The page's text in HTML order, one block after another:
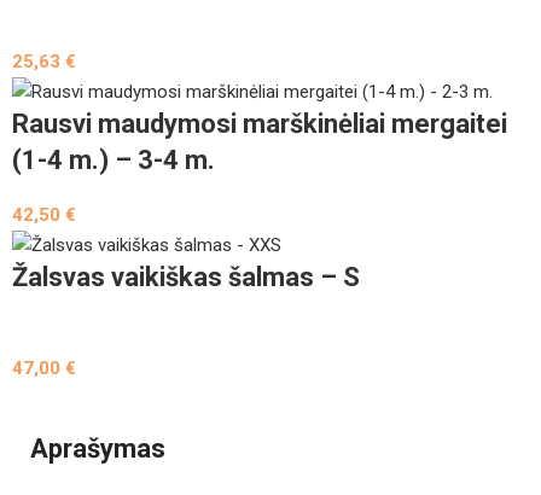
25,63€
Rausvi maudymosi marškinėliai mergaitei
(1-4 m.) – 3-4 m.
42,50€
Žalsvas vaikiškas šalmas – S
47,00€
Aprašymas